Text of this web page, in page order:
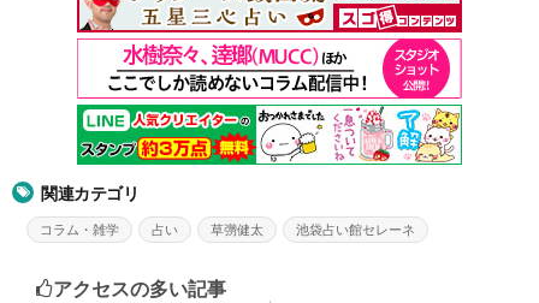
関連カテゴリ
コラム・雑学 占い 草彅健太 池袋占い館セレーネ
アクセスの多い記事